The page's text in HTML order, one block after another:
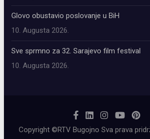
Glovo obustavio poslovanje u BiH
10. Augusta 2026.
Sve sprmno za 32. Sarajevo film festival
10. Augusta 2026.
Copyright ©RTV Bugojno Sva prava